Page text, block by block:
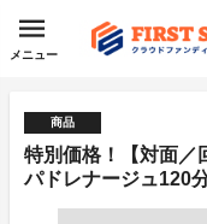
メニュー
商品
特別価格！【対面／
パドレナージュ120